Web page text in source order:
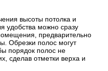
высоты потолка и
удобства можно сразу
предварительно
Обрезки полос могут
порядок полос не
сделав отметки верха и